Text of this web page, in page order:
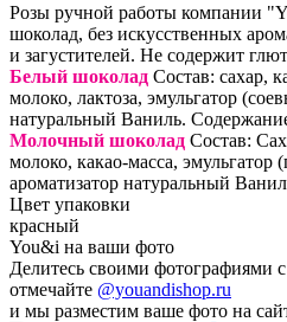
Розы ручной работы компании
шоколад, без искусственных
и загустителей. Не содержит
Белый шоколад Состав: сахар,
молоко, лактоза, эмульгатор
натуральный Ваниль.
Молочный шоколад Состав:
молоко, какао-масса,
ароматизатор натуральный
Цвет упаковки
красный
You&i на ваши фото
Делитесь своими фотографиями
отмечайте @youandishop.ru
и мы разместим ваше фото на